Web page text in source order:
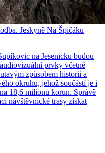
Jeskyně Na Špičáku
na Jesenicku budou
prvky včetně
způsobem historii a
okruhu, jehož součástí je i
18,6 milionu korun. Správě
návštěvnické trasy získat